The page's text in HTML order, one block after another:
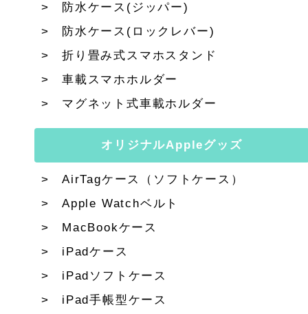
防水ケース(ジッパー)
防水ケース(ロックレバー)
折り畳み式スマホスタンド
車載スマホホルダー
マグネット式車載ホルダー
オリジナルAppleグッズ
AirTagケース（ソフトケース）
Apple Watchベルト
MacBookケース
iPadケース
iPadソフトケース
iPad手帳型ケース